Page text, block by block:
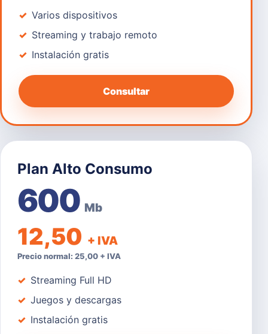
Varios dispositivos
Streaming y trabajo remoto
Instalación gratis
Consultar
Plan Alto Consumo
600 Mb
12,50 + IVA
Precio normal: 25,00 + IVA
Streaming Full HD
Juegos y descargas
Instalación gratis